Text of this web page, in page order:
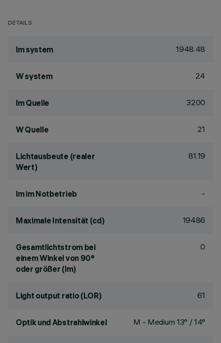
DETAILS
lm system 1948.48
W system 24
lm Quelle 3200
W Quelle 21
Lichtausbeute (realer
Wert)
81.19
lm im Notbetrieb -
Maximale Intensität (cd) 19486
Gesamtlichtstrom bei
einem Winkel von 90°
oder größer (lm)
0
Light output ratio (LOR) 61
Optik und Abstrahlwinkel M - Medium 13° / 14°